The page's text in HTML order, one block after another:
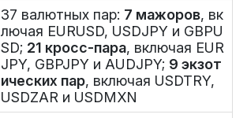
37 валютных пар: 7 мажоров, вк
лючая EURUSD, USDJPY и GBPU
SD; 21 кросс-пара, включая EUR
JPY, GBPJPY и AUDJPY; 9 экзот
ических пар, включая USDTRY,
USDZAR и USDMXN